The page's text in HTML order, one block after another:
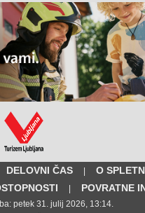
DELOVNI ČAS |
O
| POVRATNE
petek 31. julij 2026, 13:14.